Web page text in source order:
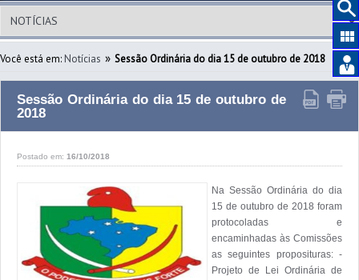
Você está em: Notícias » Sessão Ordinária do dia 15 de outubro de 2018
Sessão Ordinária do dia 15 de outubro de
2018
Postado em: 16/10/2018
Na Sessão Ordinária do dia
15 de outubro de 2018 foram
protocoladas e
encaminhadas às Comissões
as seguintes proposituras: -
Projeto de Lei Ordinária de